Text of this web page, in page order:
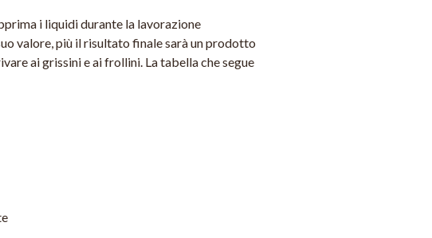
i liquidi durante la lavorazione
valore, più il risultato finale sarà un prodotto
ai grissini e ai frollini. La tabella che segue